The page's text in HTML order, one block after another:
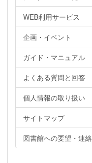
WEB利用サービス
企画・イベント
ガイド・マニュアル
よくある質問と回答
個人情報の取り扱い
サイトマップ
図書館への要望・連絡